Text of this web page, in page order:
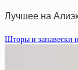
Лучшее на
Шторы и занавески